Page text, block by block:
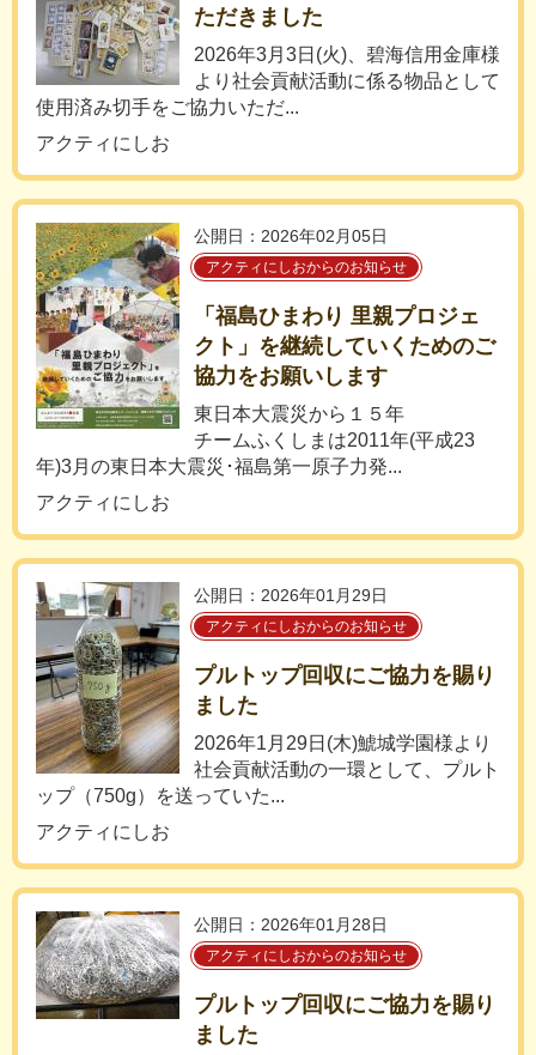
ただきました
2026年3月3日(火)、碧海信用金庫様
より社会貢献活動に係る物品として
使用済み切手をご協力いただ...
アクティにしお
公開日：2026年02月05日
アクティにしおからのお知らせ
「福島ひまわり 里親プロジェ
クト」を継続していくためのご
協力をお願いします
東日本大震災から１５年
チームふくしまは2011年(平成23
年)3月の東日本大震災･福島第一原子力発...
アクティにしお
公開日：2026年01月29日
アクティにしおからのお知らせ
プルトップ回収にご協力を賜り
ました
2026年1月29日(木)鯱城学園様より
社会貢献活動の一環として、プルト
ップ（750g）を送っていた...
アクティにしお
公開日：2026年01月28日
アクティにしおからのお知らせ
プルトップ回収にご協力を賜り
ました